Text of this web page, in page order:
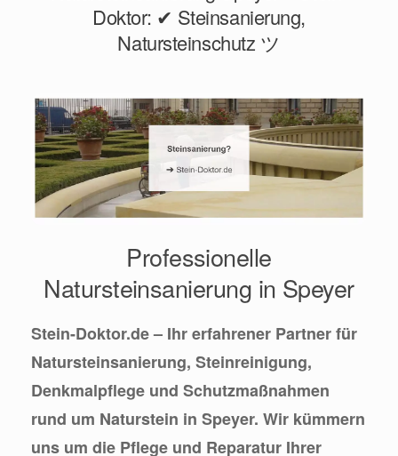
Doktor: ✔ Steinsanierung,
Natursteinschutz ツ
Professionelle
Natursteinsanierung in Speyer
Stein-Doktor.de – Ihr erfahrener Partner für
Natursteinsanierung, Steinreinigung,
Denkmalpflege und Schutzmaßnahmen
rund um Naturstein in Speyer. Wir kümmern
uns um die Pflege und Reparatur Ihrer